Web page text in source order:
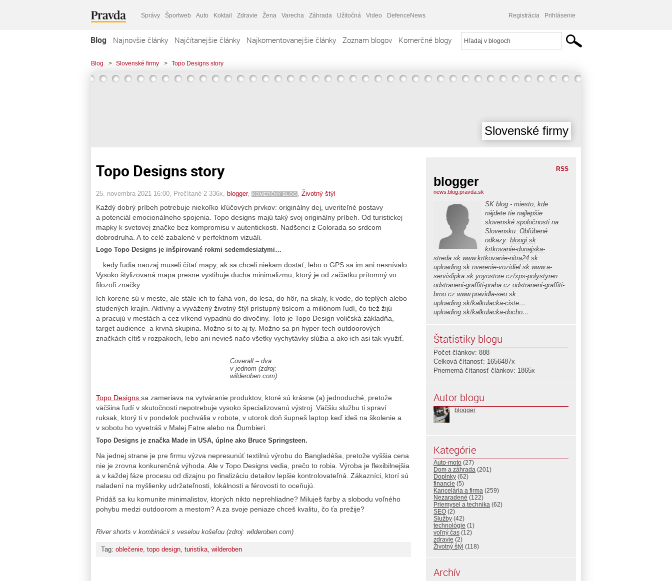
Správy Športweb Auto Koktail Zdravie Žena Varecha Záhrada Užitočná Video DefenceNews Registrácia Prihlásenie
Blog Najnovšie články Najčítanejšie články Najkomentovanejšie články Zoznam blogov Komerčné blogy
Blog > Slovenské firmy > Topo Designs story
Slovenské firmy
Topo Designs story
25. novembra 2021 16:00 , Prečítané 2 336x, blogger, KOMERČNÝ BLOG Životný štýl
Každý dobrý príbeh potrebuje niekoľko kľúčových prvkov: originálny dej, uveriteľné postavy
a potenciál emocionálneho spojenia. Topo designs majú taký svoj originálny príbeh. Od turistickej
mapky k svetovej značke bez kompromisu v autentickosti. Nadšenci z Colorada so srdcom
dobrodruha. A to celé zabalené v perfektnom vizuáli.
Logo Topo Designs je inšpirované rokmi sedemdesiatymi…
…kedy ľudia naozaj museli čítať mapy, ak sa chceli niekam dostať, lebo o GPS sa im ani nesnívalo.
Vysoko štylizovaná mapa presne vystihuje ducha minimalizmu, ktorý je od začiatku prítomný vo
filozofi značky.
Ich korene sú v meste, ale stále ich to ťahá von, do lesa, do hôr, na skaly, k vode, do teplých alebo
studených krajín. Aktívny a vyvážený životný štýl prístupný tisícom a miliónom ľudí, čo tiež žijú
a pracujú v mestách a cez víkend vypadnú do divočiny. Toto je Topo Design voličská základňa,
target audience a krvná skupina. Možno si to aj ty. Možno sa pri hyper-tech outdoorových
značkách cítiš v rozpakoch, lebo ani nevieš načo všetky vychytávky slúžia a ako ich asi tak využiť.
Coverall – dva
v jednom (zdroj:
wilderoben.com)
Topo Designs sa zameriava na vytváranie produktov, ktoré sú krásne (a) jednoduché, pretože
väčšina ľudí v skutočnosti nepotrebuje vysoko špecializovanú výstroj. Väčšiu službu ti spraví
ruksak, ktorý ti v pondelok pochvália v robote, v utorok doň šupneš laptop keď ideš na školenie a
v sobotu ho vyvetráš v Malej Fatre alebo na Ďumbieri.
Topo Designs je značka Made in USA, úplne ako Bruce Springsteen.
Na jednej strane je pre firmu výzva nepresunúť textilnú výrobu do Bangladéša, pretože vyššia cena
nie je zrovna konkurenčná výhoda. Ale v Topo Designs vedia, prečo to robia. Výroba je flexibilnejšia
a v každej fáze procesu od dizajnu po finalizáciu detailov lepšie kontrolovateľná. Zákazníci, ktorí sú
naladení na myšlienky udržateľnosti, lokálnosti a férovosti to oceňujú.
Pridáš sa ku komunite minimalistov, ktorých nikto neprehliadne? Miluješ farby a slobodu voľného
pohybu medzi outdoorom a mestom? A za svoje peniaze chceš kvalitu, čo ťa prežije?
River shorts v kombinácii s veselou košeľou (zdroj: wilderoben.com)
Tag: oblečenie, topo design, turistika, wilderoben
RSS
blogger
news.blog.pravda.sk
SK blog - miesto, kde
nájdete tie najlepšie
slovenské spoločnosti na
Slovensku. Obľúbené
odkazy: bloogi.sk
krtkovanie-dunajska-
streda.sk www.krtkovanie-nitra24.sk
uploading.sk overenie-vozidiel.sk www.a-
servislipka.sk yoyostore.cz/xps-polystyren
odstraneni-graffiti-praha.cz odstraneni-graffiti-
brno.cz www.pravidla-seo.sk
uploading.sk/kalkulacka-ciste…
uploading.sk/kalkulacka-docho…
Štatistiky blogu
Počet článkov: 888
Celková čítanosť: 1656487x
Priemerná čítanosť článkov: 1865x
Autor blogu
blogger
Kategórie
Auto-moto (27)
Dom a záhrada (201)
Doplnky (62)
financie (5)
Kancelária a firma (259)
Nezaradené (122)
Priemysel a technika (62)
SEO (2)
Služby (42)
technológie (1)
voľný čas (12)
zdravie (2)
Životný štýl (118)
Archív